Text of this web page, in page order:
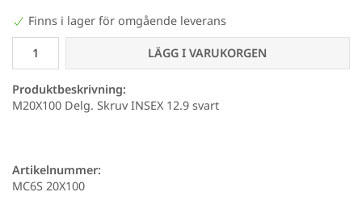
Finns i lager för omgående leverans
LÄGG I VARUKORGEN
Produktbeskrivning:
M20X100 Delg. Skruv INSEX 12.9 svart
Artikelnummer:
MC6S 20X100